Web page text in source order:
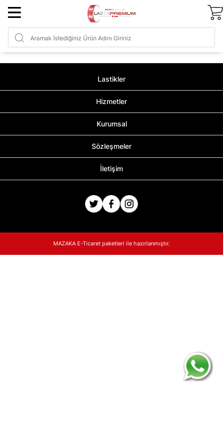
Lastikler
Hizmetler
Kurumsal
Sözleşmeler
İletişim
MAZAKA E-Ticaret paketleri ile hazırlanmıştır.